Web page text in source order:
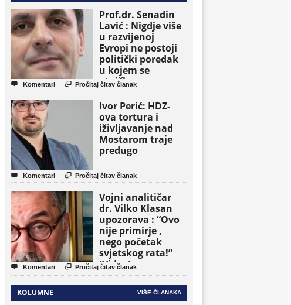
Prof.dr. Senadin
Lavić : Nigdje više
u razvijenoj
Evropi ne postoji
politički poredak
u kojem se
etničke grupe
pojavljuju kao
osnovne političke
jedinice
 Komentari  Pročitaj čitav članak
Ivor Perić: HDZ-
ova tortura i
iživljavanje nad
Mostarom traje
predugo
 Komentari  Pročitaj čitav članak
Vojni analitičar
dr. Vilko Klasan
upozorava : “Ovo
nije primirje ,
nego početak
svjetskog rata!”
(Video)
 Komentari  Pročitaj čitav članak
KOLUMNE VIŠE ČLANAKA